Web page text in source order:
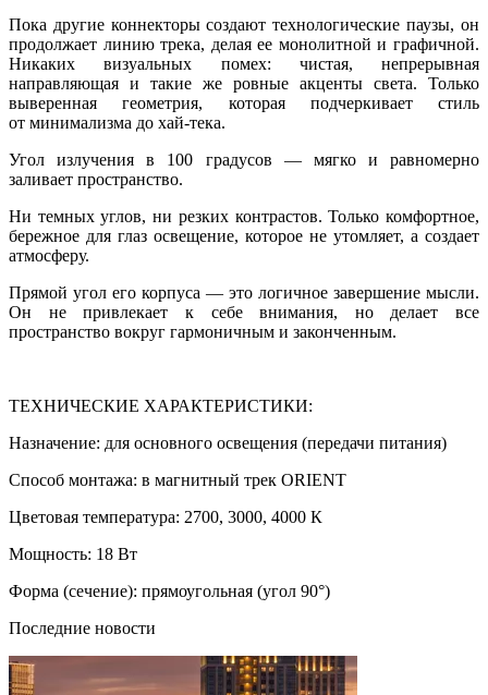
Пока другие коннекторы создают технологические паузы, он
продолжает линию трека, делая ее монолитной и графичной.
Никаких визуальных помех: чистая, непрерывная
направляющая и такие же ровные акценты света. Только
выверенная геометрия, которая подчеркивает стиль
от минимализма до хай-тека.
Угол излучения в 100 градусов — мягко и равномерно
заливает пространство.
Ни темных углов, ни резких контрастов. Только комфортное,
бережное для глаз освещение, которое не утомляет, а создает
атмосферу.
Прямой угол его корпуса — это логичное завершение мысли.
Он не привлекает к себе внимания, но делает все
пространство вокруг гармоничным и законченным.
ТЕХНИЧЕСКИЕ ХАРАКТЕРИСТИКИ:
Назначение: для основного освещения (передачи питания)
Способ монтажа: в магнитный трек ORIENT
Цветовая температура: 2700, 3000, 4000 К
Мощность: 18 Вт
Форма (сечение): прямоугольная (угол 90°)
Последние новости